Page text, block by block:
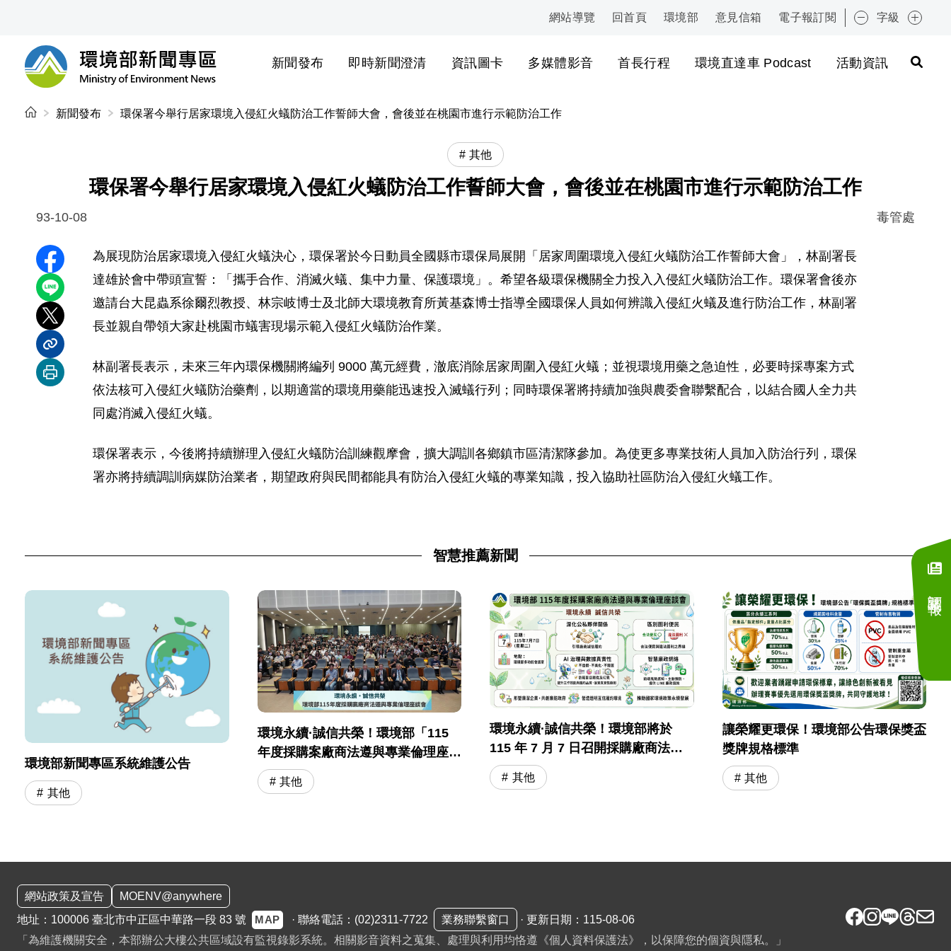
:::
網站導覽 回首頁 環境部 意見信箱 電子報訂閱 字級
環境部新聞專區
新聞發布 即時新聞澄清 資訊圖卡 多媒體影音 首長行程 環境直達車 Podcast 活動資訊
:::
新聞發布 環保署今舉行居家環境入侵紅火蟻防治工作誓師大會，會後並在桃園市進行示範防治工作
其他
環保署今舉行居家環境入侵紅火蟻防治工作誓師大會，會後並在桃園市進行示範防治工作
93-10-08 毒管處
分享至 Facebook
分享到 LINE
分享到 X
分享內容連結
列印本頁
為展現防治居家環境入侵紅火蟻決心，環保署於今日動員全國縣市環保局展開「居家周圍環境入侵紅火蟻防治工作誓師大會」，林副署長
達雄於會中帶頭宣誓：「攜手合作、消滅火蟻、集中力量、保護環境」。希望各級環保機關全力投入入侵紅火蟻防治工作。環保署會後亦
邀請台大昆蟲系徐爾烈教授、林宗岐博士及北師大環境教育所黃基森博士指導全國環保人員如何辨識入侵紅火蟻及進行防治工作，林副署
長並親自帶領大家赴桃園市蟻害現場示範入侵紅火蟻防治作業。
林副署長表示，未來三年內環保機關將編列 9000 萬元經費，澈底消除居家周圍入侵紅火蟻；並視環境用藥之急迫性，必要時採專案方式
依法核可入侵紅火蟻防治藥劑，以期適當的環境用藥能迅速投入滅蟻行列；同時環保署將持續加強與農委會聯繫配合，以結合國人全力共
同處消滅入侵紅火蟻。
環保署表示，今後將持續辦理入侵紅火蟻防治訓練觀摩會，擴大調訓各鄉鎮市區清潔隊參加。為使更多專業技術人員加入防治行列，環保
署亦將持續調訓病媒防治業者，期望政府與民間都能具有防治入侵紅火蟻的專業知識，投入協助社區防治入侵紅火蟻工作。
智慧推薦新聞
環境部新聞專區系統維護公告
其他
環境永續·誠信共榮！環境部「115
年度採購案廠商法遵與專業倫理座談
會」圓滿落幕
其他
環境永續·誠信共榮！環境部將於
115 年 7 月 7 日召開採購廠商法遵
與專業倫理座談會
其他
讓榮耀更環保！環境部公告環保獎盃
獎牌規格標準
其他
網站政策及宣告
MOENV@anywhere
地址：100006 臺北市中正區中華路一段 83 號
MAP · 聯絡電話： (02)2311-7722 業務聯繫窗口 · 更新日期：115-08-06
「為維護機關安全，本部辦公大樓公共區域設有監視錄影系統。相關影音資料之蒐集、處理與利用均恪遵《個人資料保護法》，以保障您的個資與隱私。」